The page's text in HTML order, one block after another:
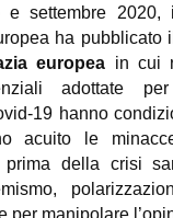
e settembre
ha pubblicato il
europea in cui
adottate
19 hanno
acuito le
prima della crisi
per manipolare